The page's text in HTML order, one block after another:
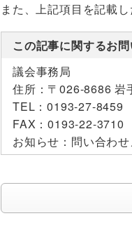
また、上記項目を記載
この記事に関するお
議会事務局
住所： 〒026-8686 岩
TEL：0193-27-8459
FAX：0193-22-3710
お知らせ： 問い合わ